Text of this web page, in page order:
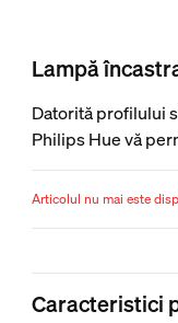
Lampă
Datorită profilului
Philips Hue vă
în orice încăpere
tavan fals.
Articolul nu mai este
Caracteristici